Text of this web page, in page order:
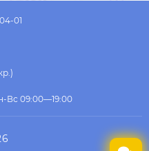
01
Вс 09:00—19:00